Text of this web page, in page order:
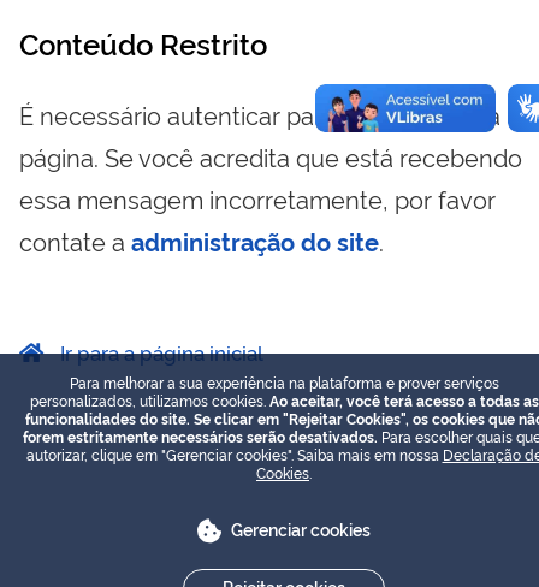
Conteúdo Restrito
É necessário autenticar para visualizar essa
página. Se você acredita que está recebendo
essa mensagem incorretamente, por favor
contate a administração do site.
Ir para a página inicial
Para melhorar a sua experiência na plataforma e prover serviços
personalizados, utilizamos cookies. Ao aceitar, você terá acesso a todas as
funcionalidades do site. Se clicar em "Rejeitar Cookies", os cookies que
forem estritamente necessários serão desativados. Para escolher quais
autorizar, clique em "Gerenciar cookies". Saiba mais em nossa Declaração
Cookies
Gerenciar cookies